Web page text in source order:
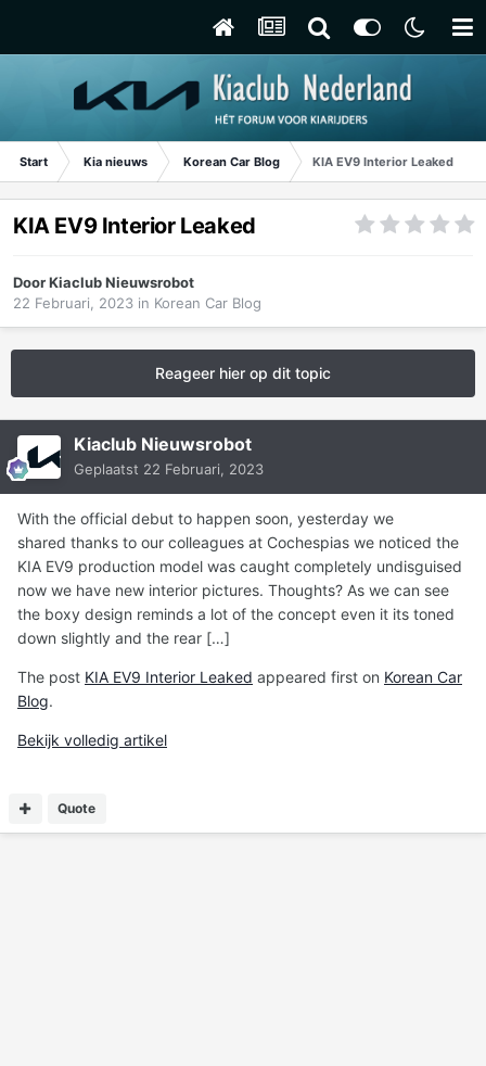
Start Kia nieuws Korean Car Blog KIA EV9 Interior Leaked
KIA EV9 Interior Leaked
DoorKiaclub Nieuwsrobot
22 Februari, 2023 in Korean Car Blog
Reageer hier op dit topic
Kiaclub Nieuwsrobot
Geplaatst 22 Februari, 2023
With the official debut to happen soon, yesterday we
shared thanks to our colleagues at Cochespias we noticed the
KIA EV9 production model was caught completely undisguised
now we have new interior pictures. Thoughts? As we can see
the boxy design reminds a lot of the concept even it its toned
down slightly and the rear […]
The post KIA EV9 Interior Leaked appeared first on Korean Car
Blog.
Bekijk volledig artikel
Quote